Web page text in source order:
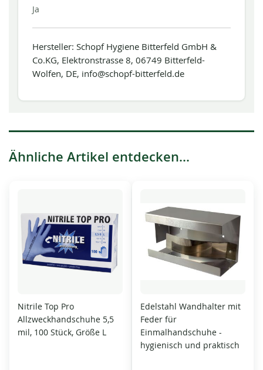
Ja
Hersteller: Schopf Hygiene Bitterfeld GmbH &
Co.KG, Elektronstrasse 8, 06749 Bitterfeld-
Wolfen, DE, info@schopf-bitterfeld.de
Ähnliche Artikel entdecken...
Nitrile Top Pro
Allzweckhandschuhe 5,5
mil, 100 Stück, Größe L
Edelstahl Wandhalter mit
Feder für
Einmalhandschuhe -
hygienisch und praktisch